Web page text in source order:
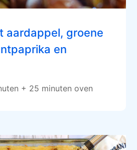
aardappel, groene
en
+ 25 minuten oven